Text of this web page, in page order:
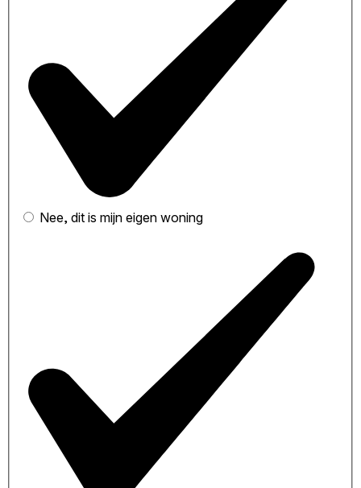
Nee, dit is mijn eigen woning